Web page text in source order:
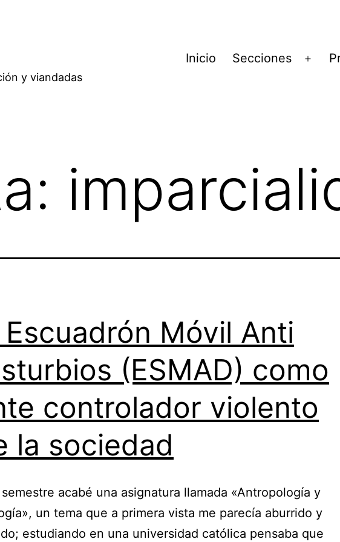
y viandadas
Inicio Secciones
Abrir
Escuadrón Móvil Anti
(ESMAD) como
controlador violento
la sociedad
acabé una asignatura llamada «Antropología y
un tema que a primera vista me parecía aburrido y
estudiando en una universidad católica pensaba que